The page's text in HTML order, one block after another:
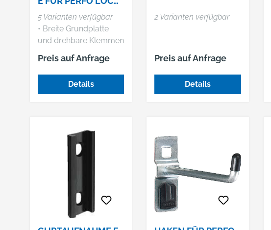
UND
SCHLITZPLATTENSY
STEME
5 Varianten verfügbar
• Breite Grundplatte
und drehbare Klemmen
Preis auf Anfrage
Details
2 Varianten verfügbar
Preis auf Anfrage
Details